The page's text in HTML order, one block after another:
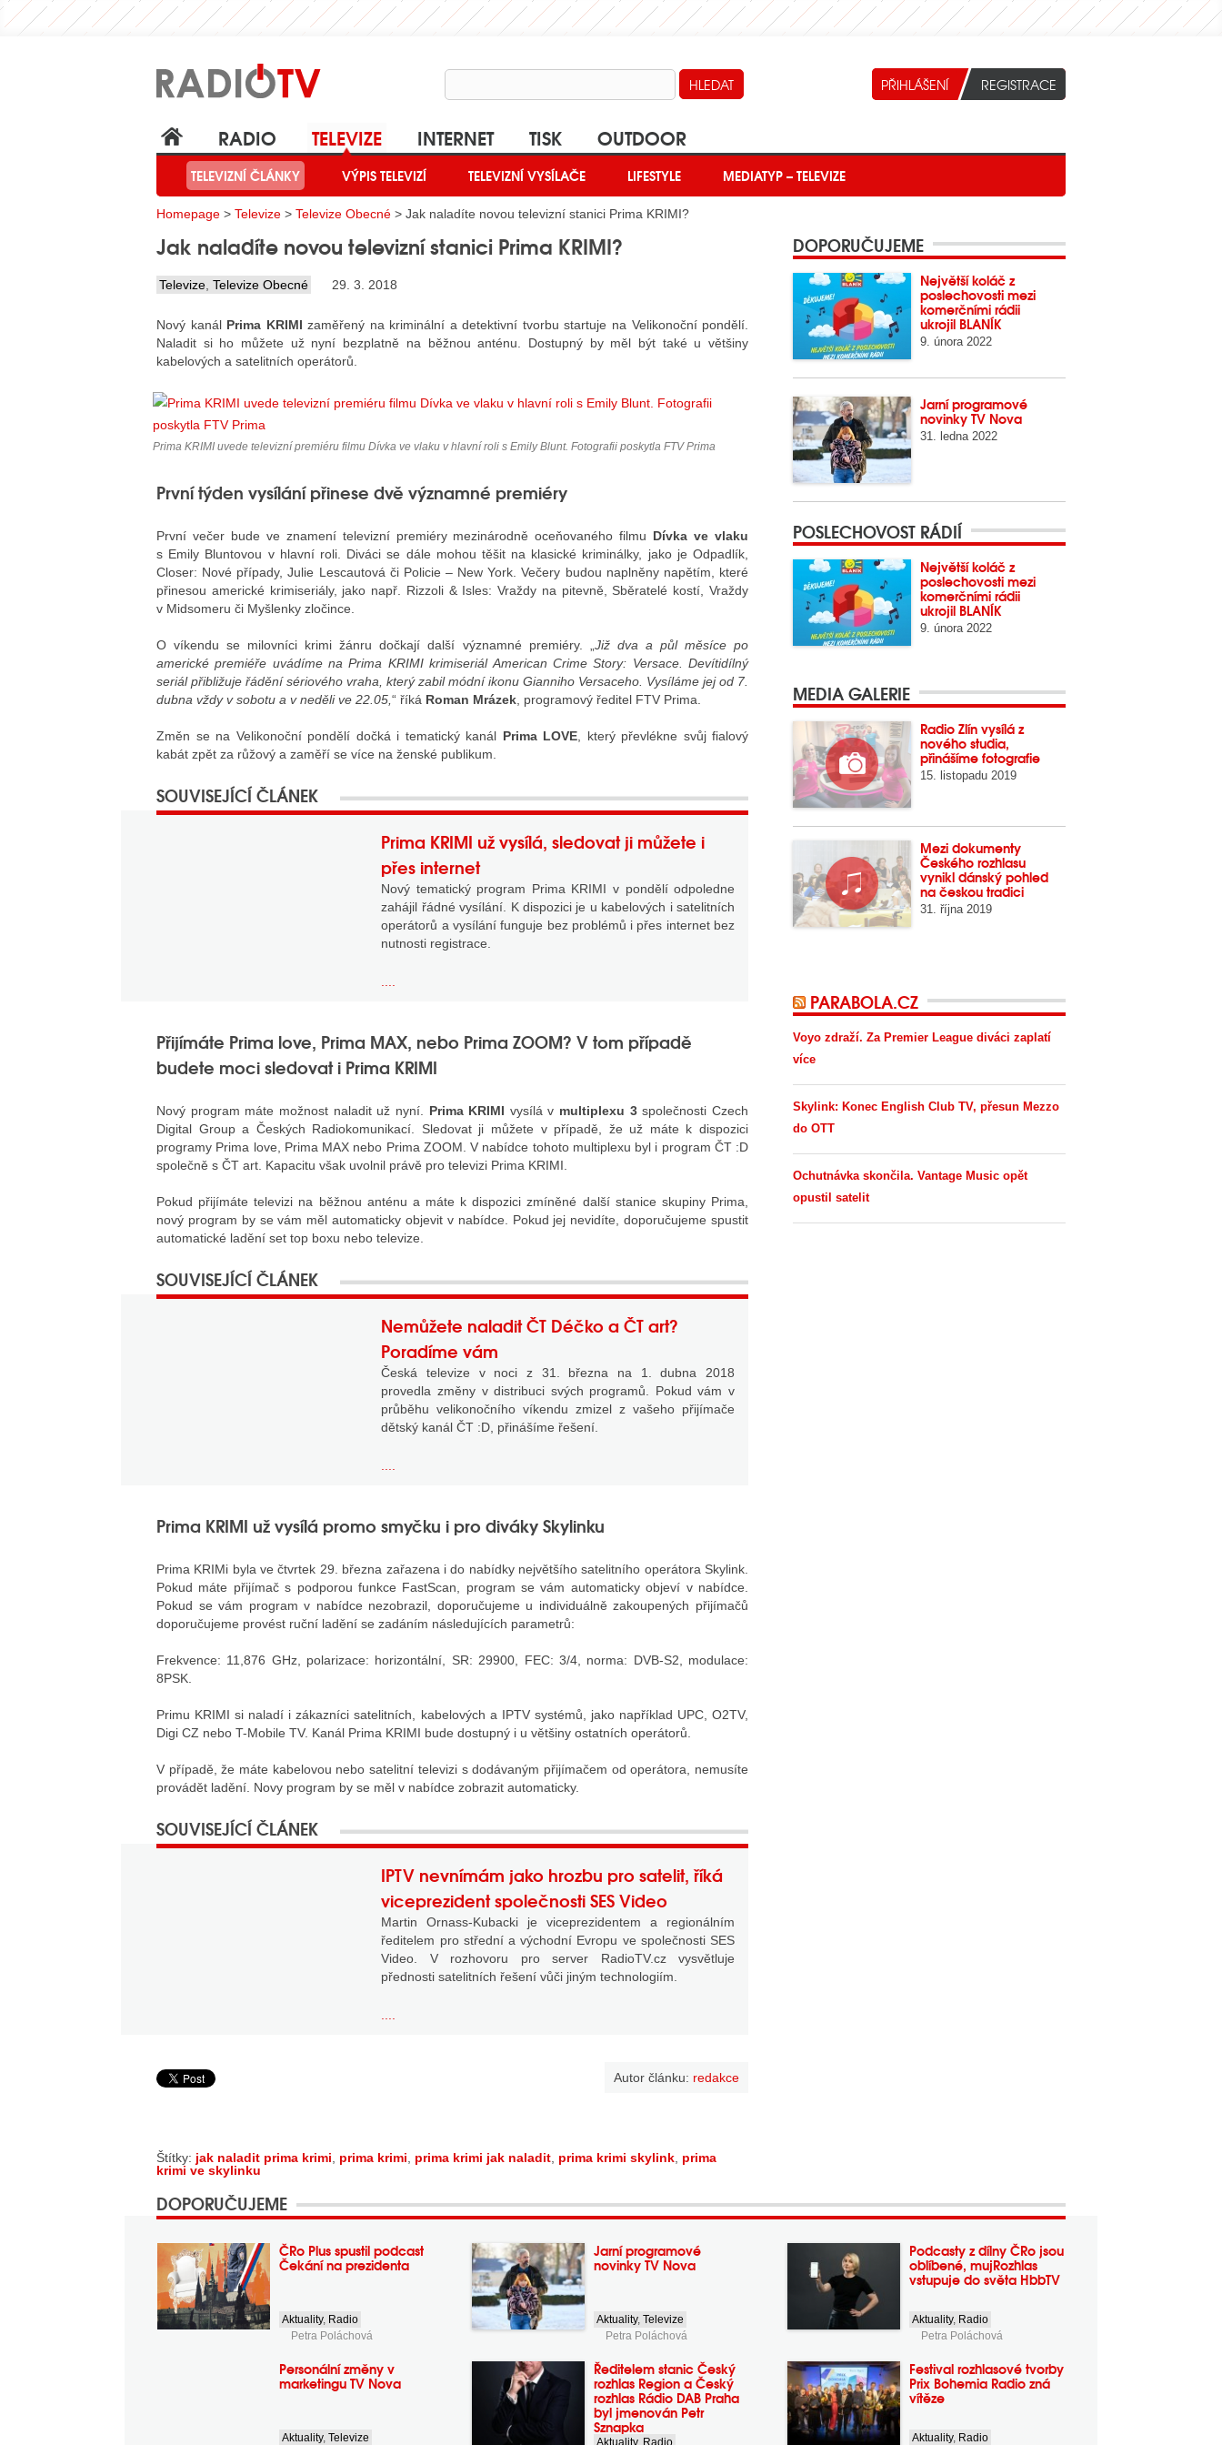
RADIO TELEVIZE
TELEVIZNÍ ČLÁNKY VÝPIS TELEVIZÍ TELEVIZNÍ VYSÍLAČE LIFESTYLE MEDIATYP – TELEVIZE
INTERNET TISK OUTDOOR
Homepage > Televize > Televize Obecné > Jak naladíte novou televizní stanici Prima KRIMI?
Jak naladíte novou televizní stanici Prima KRIMI?
Televize Televize Obecné 29. 3. 2018
Nový kanál Prima KRIMI zaměřený na kriminální a detektivní tvorbu startuje na Velikonoční pondělí.
Naladit si ho můžete už nyní bezplatně na běžnou anténu. Dostupný by měl být také u většiny
kabelových a satelitních operátorů.
Prima KRIMI uvede televizní premiéru filmu Dívka ve vlaku v hlavní roli s Emily Blunt. Fotografii poskytla FTV Prima
První týden vysílání přinese dvě významné premiéry
První večer bude ve znamení televizní premiéry mezinárodně oceňovaného filmu Dívka ve vlaku
s Emily Bluntovou v hlavní roli. Diváci se dále mohou těšit na klasické kriminálky, jako je Odpadlík,
Closer: Nové případy, Julie Lescautová či Policie – New York. Večery budou naplněny napětím, které
přinesou americké krimiseriály, jako např. Rizzoli & Isles: Vraždy na pitevně, Sběratelé kostí, Vraždy
v Midsomeru či Myšlenky zločince.
O víkendu se milovníci krimi žánru dočkají další významné premiéry. „ Již dva a půl měsíce po
americké premiéře uvádíme na Prima KRIMI krimiseriál American Crime Story: Versace. Devítidílný
seriál přibližuje řádění sériového vraha, který zabil módní ikonu Gianniho Versaceho. Vysíláme jej od 7.
dubna vždy v sobotu a v neděli ve 22.05, “ říká Roman Mrázek , programový ředitel FTV Prima.
Změn se na Velikonoční pondělí dočká i tematický kanál Prima LOVE , který převlékne svůj fialový
kabát zpět za růžový a zaměří se více na ženské publikum.
Prima KRIMI už vysílá, sledovat ji můžete i
přes internet
Nový tematický program Prima KRIMI v pondělí odpoledne
zahájil řádné vysílání. K dispozici je u kabelových i satelitních
operátorů a vysílání funguje bez problémů i přes internet bez
nutnosti registrace.
Přijímáte Prima love, Prima MAX, nebo Prima ZOOM? V tom případě
budete moci sledovat i Prima KRIMI
Nový program máte možnost naladit už nyní. Prima KRIMI vysílá v multiplexu 3společnosti Czech
Digital Group a Českých Radiokomunikací. Sledovat ji můžete v případě, že už máte k dispozici
programy Prima love, Prima MAX nebo Prima ZOOM. V nabídce tohoto multiplexu byl i program ČT :D
společně s ČT art. Kapacitu však uvolnil právě pro televizi Prima KRIMI.
Pokud přijímáte televizi na běžnou anténu a máte k dispozici zmíněné další stanice skupiny Prima,
nový program by se vám měl automaticky objevit v nabídce. Pokud jej nevidíte, doporučujeme spustit
automatické ladění set top boxu nebo televize.
Nemůžete naladit ČT Déčko a ČT art?
Poradíme vám
Česká televize v noci z 31. března na 1. dubna 2018
provedla změny v distribuci svých programů. Pokud vám v
průběhu velikonočního víkendu zmizel z vašeho přijímače
dětský kanál ČT :D, přinášíme řešení.
Prima KRIMI už vysílá promo smyčku i pro diváky Skylinku
Prima KRIMi byla ve čtvrtek 29. března zařazena i do nabídky největšího satelitního operátora Skylink.
Pokud máte přijímač s podporou funkce FastScan, program se vám automaticky objeví v nabídce.
Pokud se vám program v nabídce nezobrazil, doporučujeme u individuálně zakoupených přijímačů
doporučujeme provést ruční ladění se zadáním následujících parametrů:
Frekvence: 11,876 GHz, polarizace: horizontální, SR: 29900, FEC: 3/4, norma: DVB-S2, modulace:
8PSK.
Primu KRIMI si naladí i zákazníci satelitních, kabelových a IPTV systémů, jako například UPC, O2TV,
Digi CZ nebo T-Mobile TV. Kanál Prima KRIMI bude dostupný i u většiny ostatních operátorů.
V případě, že máte kabelovou nebo satelitní televizi s dodávaným přijímačem od operátora, nemusíte
provádět ladění. Novy program by se měl v nabídce zobrazit automaticky.
IPTV nevnímám jako hrozbu pro satelit, říká
viceprezident společnosti SES Video
Martin Ornass-Kubacki je viceprezidentem a regionálním
ředitelem pro střední a východní Evropu ve společnosti SES
Video. V rozhovoru pro server RadioTV.cz vysvětluje
přednosti satelitních řešení vůči jiným technologiím.
Autor článku: redakce
Štítky: jak naladit prima krimi prima krimi prima krimi jak naladit prima krimi skylink prima
krimi ve skylinku
DOPORUČUJEME
Největší koláč z
poslechovosti mezi
komerčními rádii
ukrojil BLANÍK
9. února 2022
Jarní programové
novinky TV Nova
31. ledna 2022
POSLECHOVOST RÁDIÍ
Největší koláč z
poslechovosti mezi
komerčními rádii
ukrojil BLANÍK
9. února 2022
MEDIA GALERIE
Radio Zlín vysílá z
nového studia,
přinášíme fotografie
15. listopadu 2019
Mezi dokumenty
Českého rozhlasu
vynikl dánský pohled
na českou tradici
31. října 2019
PARABOLA.CZ
Voyo zdraží. Za Premier League diváci zaplatí
více
Skylink: Konec English Club TV, přesun Mezzo
do OTT
Ochutnávka skončila. Vantage Music opět
opustil satelit
DOPORUČUJEME
ČRo Plus spustil podcast
Čekání na prezidenta
Aktuality, Radio
Petra Poláchová
Jarní programové
novinky TV Nova
Aktuality,Televize
Petra Poláchová
Podcasty z dílny ČRo jsou
oblíbené, mujRozhlas
vstupuje do světa HbbTV
Aktuality, Radio
Petra Poláchová
Personální změny v
marketingu TV Nova
Aktuality,Televize
Ředitelem stanic Český
rozhlas Region a Český
rozhlas Rádio DAB Praha
byl jmenován Petr
Sznapka
Aktuality, Radio
Festival rozhlasové tvorby
Prix Bohemia Radio zná
vítěze
Aktuality, Radio